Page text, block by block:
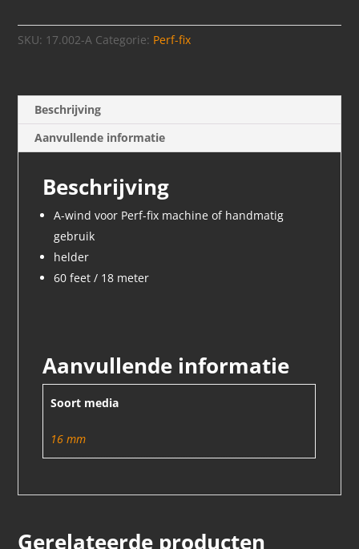
mtr
aantal
SKU: 17.002-A Categorie: Perf-fix
Beschrijving
Aanvullende informatie
Beschrijving
A-wind voor Perf-fix machine of handmatig
gebruik
helder
60 feet / 18 meter
Aanvullende informatie
Soort media
16 mm
Gerelateerde producten